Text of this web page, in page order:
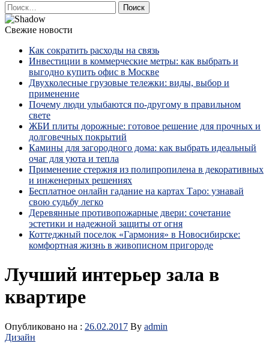
Найти:
Свежие новости
Как сократить расходы на связь
Инвестиции в коммерческие метры: как выбрать и
выгодно купить офис в Москве
Двухколесные грузовые тележки: виды, выбор и
применение
Почему люди улыбаются по‑другому в правильном
свете
ЖБИ плиты дорожные: готовое решение для прочных и
долговечных покрытий
Камины для загородного дома: как выбрать идеальный
очаг для уюта и тепла
Применение стержня из полипропилена в декоративных
и инженерных решениях
Бесплатное онлайн гадание на картах Таро: узнавай
свою судьбу легко
Деревянные противопожарные двери: сочетание
эстетики и надежной защиты от огня
Коттеджный поселок «Гармония» в Новосибирске:
комфортная жизнь в живописном пригороде
Лучший интерьер зала в
квартире
Опубликовано на : 26.02.2017 By admin
Дизайн